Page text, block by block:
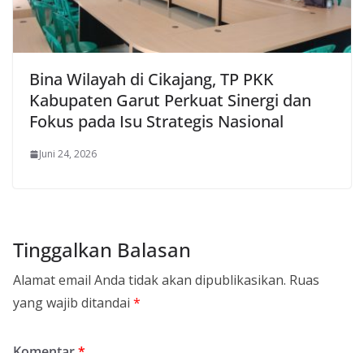
Bina Wilayah di Cikajang, TP PKK
Kabupaten Garut Perkuat Sinergi dan
Fokus pada Isu Strategis Nasional
Juni 24, 2026
Tinggalkan Balasan
Alamat email Anda tidak akan dipublikasikan. Ruas
yang wajib ditandai *